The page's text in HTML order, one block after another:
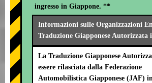
ingresso in Giappone. **
Informazioni sulle Organizzazioni
Traduzione Giapponese Autorizzata
La Traduzione Giapponese
essere rilasciata dalla Federazione
Automobilistica Giapponese (JAF)